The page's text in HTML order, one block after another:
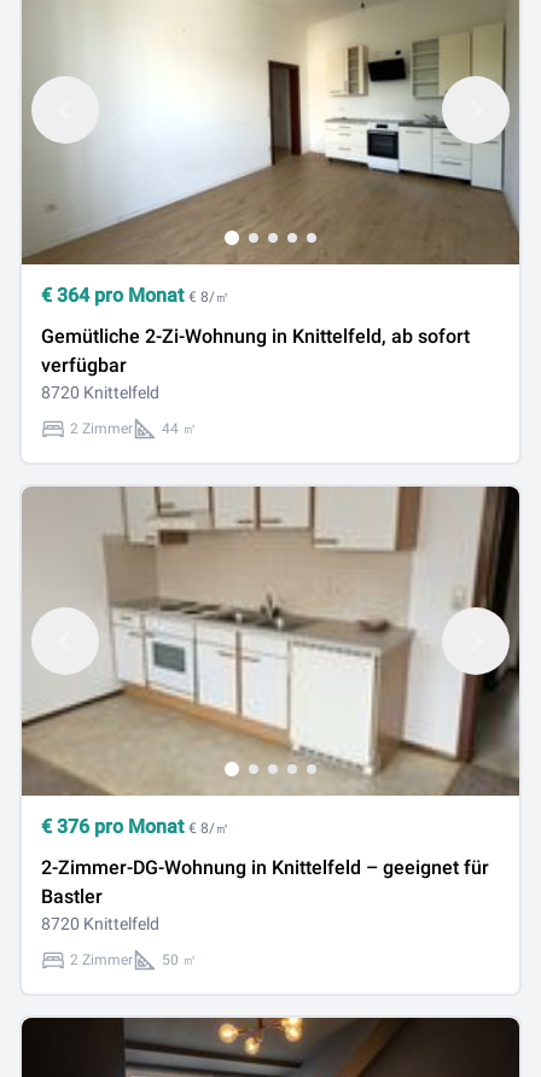
€ 364pro Monat € 8/㎡
Gemütliche 2-Zi-Wohnung in Knittelfeld, ab sofort
verfügbar
8720 Knittelfeld
2 Zimmer 44 ㎡
€ 376 pro Monat € 8/㎡
2-Zimmer-DG-Wohnung in Knittelfeld – geeignet für
Bastler
8720 Knittelfeld
2 Zimmer 50 ㎡